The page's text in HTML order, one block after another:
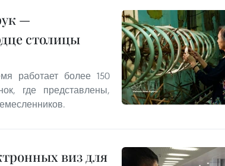
—
столицы
работает более 150
где представлены,
виз для